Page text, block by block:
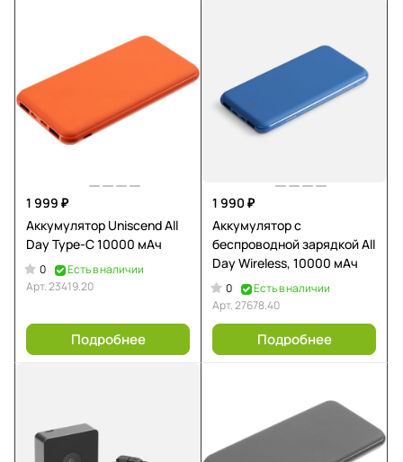
1 999 ₽
Аккумулятор Uniscend All
Day Type-C 10000 мAч
0
Есть в наличии
Арт.23419.20
Подробнее
1 990 ₽
Аккумулятор с
беспроводной зарядкой All
Day Wireless, 10000 мАч
0
Есть в наличии
Арт.27678.40
Подробнее